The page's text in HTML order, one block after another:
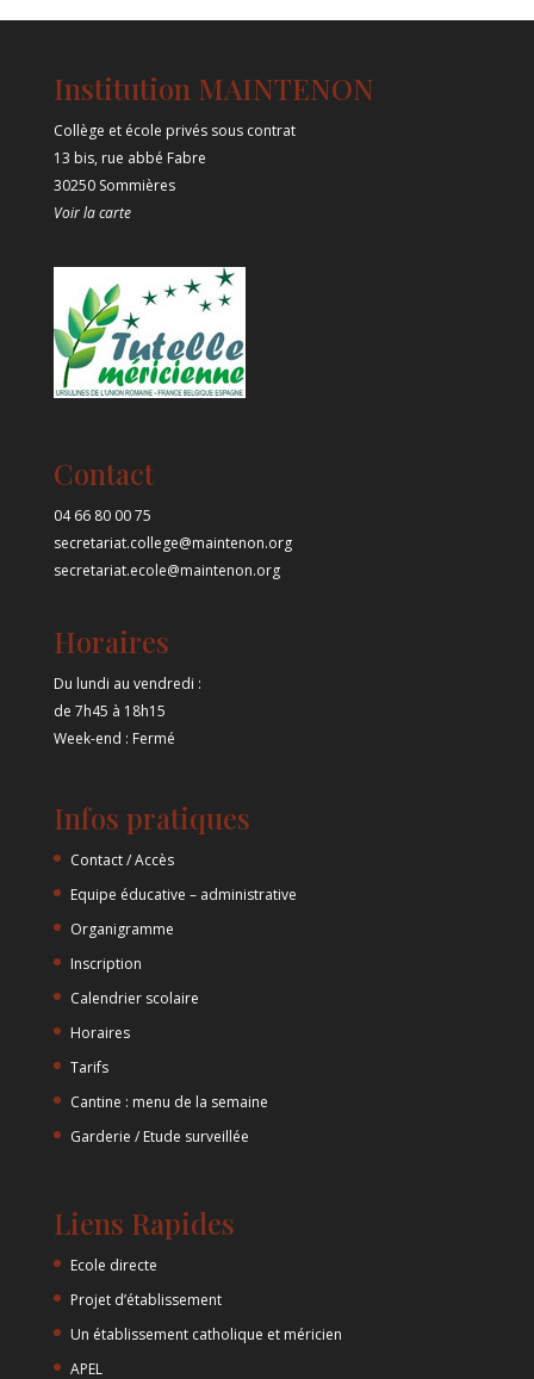
Institution MAINTENON
Collège et école privés sous contrat
13 bis, rue abbé Fabre
30250 Sommières
Voir la carte
Contact
04 66 80 00 75
secretariat.college@maintenon.org
secretariat.ecole@maintenon.org
Horaires
Du lundi au vendredi :
de 7h45 à 18h15
Week-end : Fermé
Infos pratiques
Contact / Accès
Equipe éducative – administrative
Organigramme
Inscription
Calendrier scolaire
Horaires
Tarifs
Cantine : menu de la semaine
Garderie / Etude surveillée
Liens Rapides
Ecole directe
Projet d’établissement
Un établissement catholique et méricien
APEL